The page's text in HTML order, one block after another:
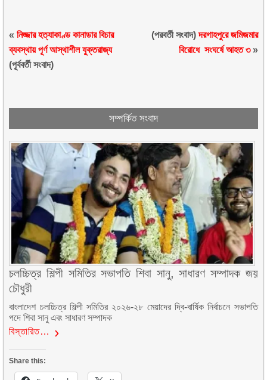
«নিজ্জার হত্যাকাণ্ড কানাডার বিচার
ব্যবস্থায় পূর্ণ আস্থাশীল যুক্তরাজ্য
(পূর্ববর্তী সংবাদ)
(পরবর্তী সংবাদ)দরগাহপুরে জমিজমার
বিরোধে সংঘর্ষে আহত ৩»
সম্পর্কিত সংবাদ
চলচ্চিত্র শিল্পী সমিতির সভাপতি শিবা সানু, সাধারণ সম্পাদক জয়
চৌধুরী
বাংলাদেশ চলচ্চিত্র শিল্পী সমিতির ২০২৬-২৮ মেয়াদের দ্বি-বার্ষিক নির্বাচনে সভাপতি
পদে শিবা সানু এবং সাধারণ সম্পাদক
বিস্তারিত…
Share this: